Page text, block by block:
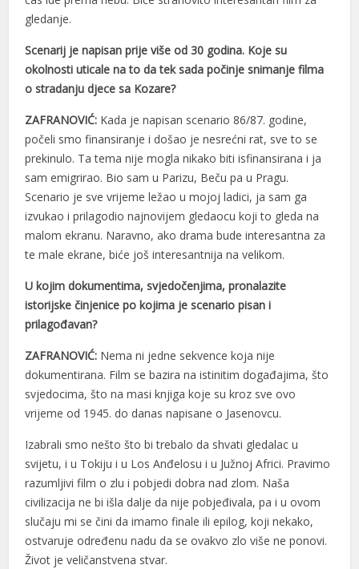
gledanje.
Scenarij je napisan prije više od 30 godina. Koje su
okolnosti uticale na to da tek sada počinje snimanje filma
o stradanju djece sa Kozare?
ZAFRANOVIĆ: Kada je napisan scenario 86/87. godine,
počeli smo finansiranje i došao je nesrećni rat, sve to se
prekinulo. Ta tema nije mogla nikako biti isfinansirana i ja
sam emigrirao. Bio sam u Parizu, Beču pa u Pragu.
Scenario je sve vrijeme ležao u mojoj ladici, ja sam ga
izvukao i prilagodio najnovijem gledaocu koji to gleda na
malom ekranu. Naravno, ako drama bude interesantna za
te male ekrane, biće još interesantnija na velikom.
U kojim dokumentima, svjedočenjima, pronalazite
istorijske činjenice po kojima je scenario pisan i
prilagođavan?
ZAFRANOVIĆ: Nema ni jedne sekvence koja nije
dokumentirana. Film se bazira na istinitim događajima, što
svjedocima, što na masi knjiga koje su kroz sve ovo
vrijeme od 1945. do danas napisane o Jasenovcu.
Izabrali smo nešto što bi trebalo da shvati gledalac u
svijetu, i u Tokiju i u Los Anđelosu i u Južnoj Africi. Pravimo
razumljivi film o zlu i pobjedi dobra nad zlom. Naša
civilizacija ne bi išla dalje da nije pobjeđivala, pa i u ovom
slučaju mi se čini da imamo finale ili epilog, koji nekako,
ostvaruje određenu nadu da se ovakvo zlo više ne ponovi.
Život je veličanstvena stvar.